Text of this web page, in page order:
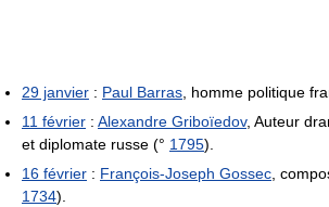
29 janvier : Paul Barras , homme politique
11 février : Alexandre Griboïedov, Auteur
et diplomate russe (° 1795).
16 février : François-Joseph Gossec ,
1734).